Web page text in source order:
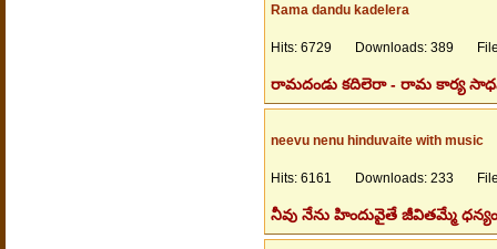
Rama dandu kadelera
Hits: 6729 Downloads: 389
రామదండు కదిలెరా - రామ కార్య
neevu nenu hinduvaite with music
Hits: 6161 Downloads: 233
నీవు నేను హిందువైతే జీవితమ్మే